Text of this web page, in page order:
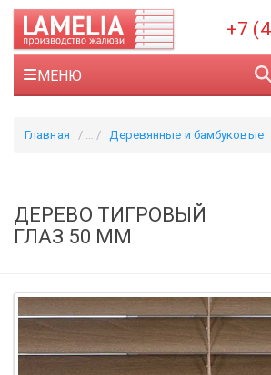
+7
МЕНЮ
Главная Деревянные и бамбуковые
ДЕРЕВО ТИГРОВЫЙ
ГЛАЗ 50 ММ